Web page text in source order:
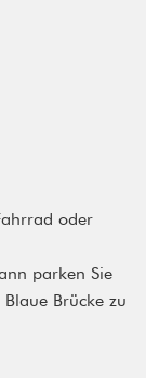
oder
parken Sie
Brücke zu